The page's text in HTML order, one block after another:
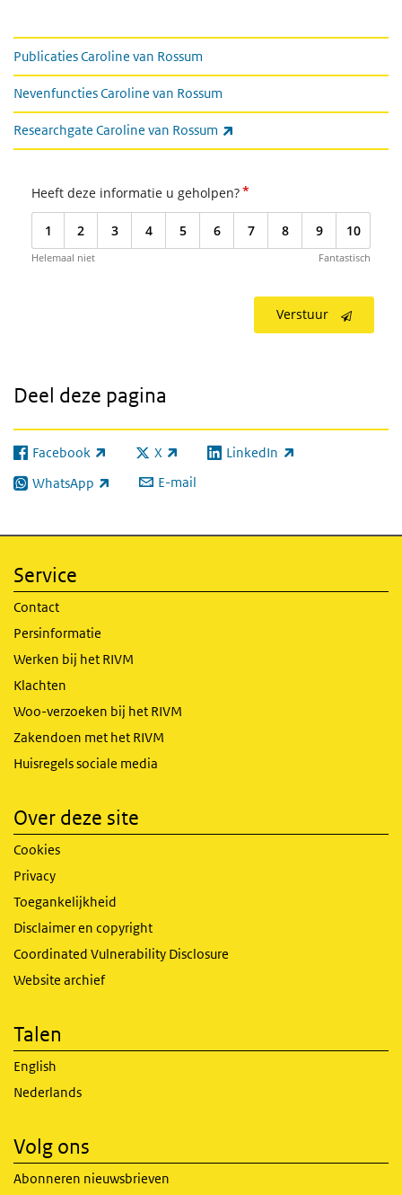
Gerelateerde informatie
Publicaties Caroline van Rossum
Nevenfuncties Caroline van Rossum
Researchgate Caroline van Rossum
Heeft deze informatie u geholpen?*
1 2 3 4 5 6 7 8 9 10
Helemaal niet Fantastisch
Verstuur
Deel deze pagina
Facebook
(externe link) X
(externe link) LinkedIn
(externe link)
WhatsApp
(externe link) E-mail
Service
Contact
Persinformatie
Werken bij het RIVM
Klachten
Woo-verzoeken bij het RIVM
Zakendoen met het RIVM
Huisregels sociale media
Over deze site
Cookies
Privacy
Toegankelijkheid
Disclaimer en copyright
Coordinated Vulnerability Disclosure
Website archief
Talen
English
Nederlands
Volg ons
Abonneren nieuwsbrieven